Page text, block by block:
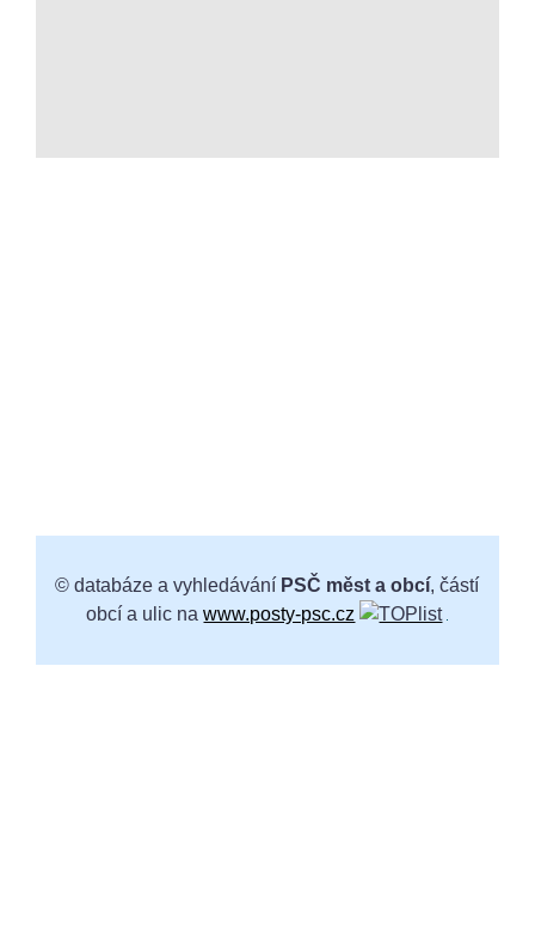
© databáze a vyhledávání PSČ měst a obcí, částí
obcí a ulic nawww.posty-psc.cz